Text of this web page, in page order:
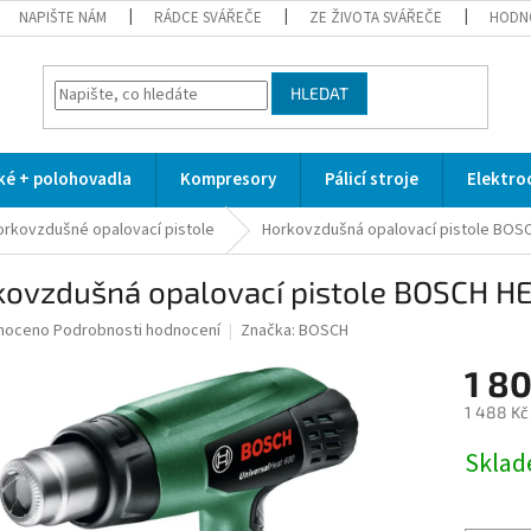
NAPIŠTE NÁM RÁDCE SVÁŘEČE ZE ŽIVOTA SVÁŘEČE
HLEDAT
+ polohovadla Kompresory Pálicí stroje
opalovací pistole Horkovzdušná opalovací pistole
opalovací pistole BOSCH
Podrobnosti hodnocení Značka: BOSCH
1
1 488 Kč
cena: